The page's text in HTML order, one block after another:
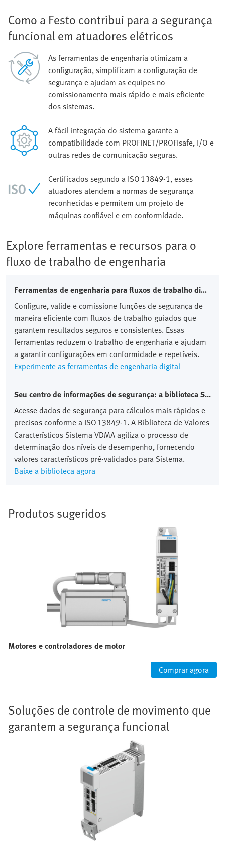
Como a Festo contribui para a segurança
funcional em atuadores elétricos
As ferramentas de engenharia otimizam a
configuração, simplificam a configuração de
segurança e ajudam as equipes no
comissionamento mais rápido e mais eficiente
dos sistemas.
A fácil integração do sistema garante a
compatibilidade com PROFINET/PROFIsafe, I/O e
outras redes de comunicação seguras.
Certificados segundo a ISO 13849‑1, esses
atuadores atendem a normas de segurança
reconhecidas e permitem um projeto de
máquinas confiável e em conformidade.
Explore ferramentas e recursos para o
fluxo de trabalho de engenharia
Ferramentas de engenharia para fluxos de trabalho digitais e configurações eficientes
Configure, valide e comissione funções de segurança de
maneira eficiente com fluxos de trabalho guiados que
garantem resultados seguros e consistentes. Essas
ferramentas reduzem o trabalho de engenharia e ajudam
a garantir configurações em conformidade e repetíveis.
Experimente as ferramentas de engenharia digital
Seu centro de informações de segurança: a biblioteca Sistema VDMA
Acesse dados de segurança para cálculos mais rápidos e
precisos conforme a ISO 13849‑1. A Biblioteca de Valores
Característicos Sistema VDMA agiliza o processo de
determinação dos níveis de desempenho, fornecendo
valores característicos pré‑validados para Sistema.
Baixe a biblioteca agora
Produtos sugeridos
Motores e controladores de motor
Comprar agora
Soluções de controle de movimento que
garantem a segurança funcional